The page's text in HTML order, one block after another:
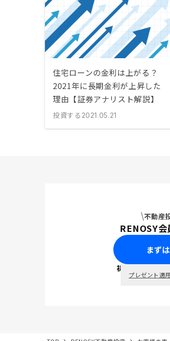
住宅ローンの金利は上がる？
2021年に長期金利が上昇した
理由【証券アナリスト解説】
投資する 2021.05.21
不動産
RENOSY会
まず
初回面談で
プレゼント適